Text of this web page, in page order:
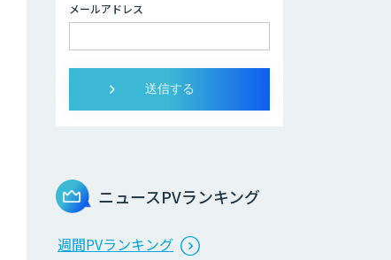
メールアドレス
ニュースPVランキング
週間PVランキング